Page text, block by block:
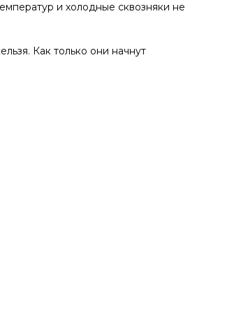
и холодные сквозняки не
Как только они начнут